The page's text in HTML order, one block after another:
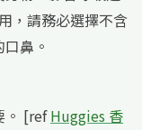
，請務必選擇不含
鼻。
。 [refHuggies 香